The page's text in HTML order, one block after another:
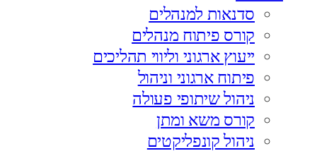
סדנאות למנהלים
קורס פיתוח מנהלים
ייעוץ ארגוני וליווי תהליכים
פיתוח ארגוני וניהול
ניהול שיתופי פעולה
קורס משא ומתן
ניהול קונפליקטים